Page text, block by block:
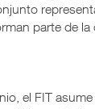
parte de
el FIT